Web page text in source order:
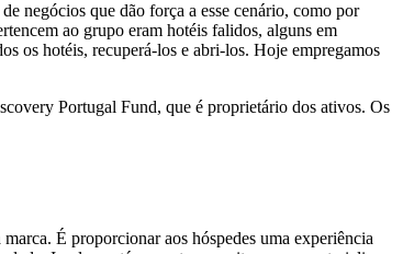
negócios que dão força a esse cenário, como por
ao grupo eram hotéis falidos, alguns em
os hotéis, recuperá-los e abri-los. Hoje empregamos
Portugal Fund, que é proprietário dos ativos. Os
É proporcionar aos hóspedes uma experiência